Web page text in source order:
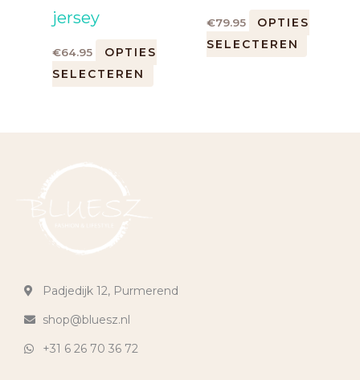
jersey
€64.95
OPTIES
SELECTEREN
€79.95
OPTIES
SELECTEREN
Padjedijk 12, Purmerend
shop@bluesz.nl
+31 6 26 70 36 72